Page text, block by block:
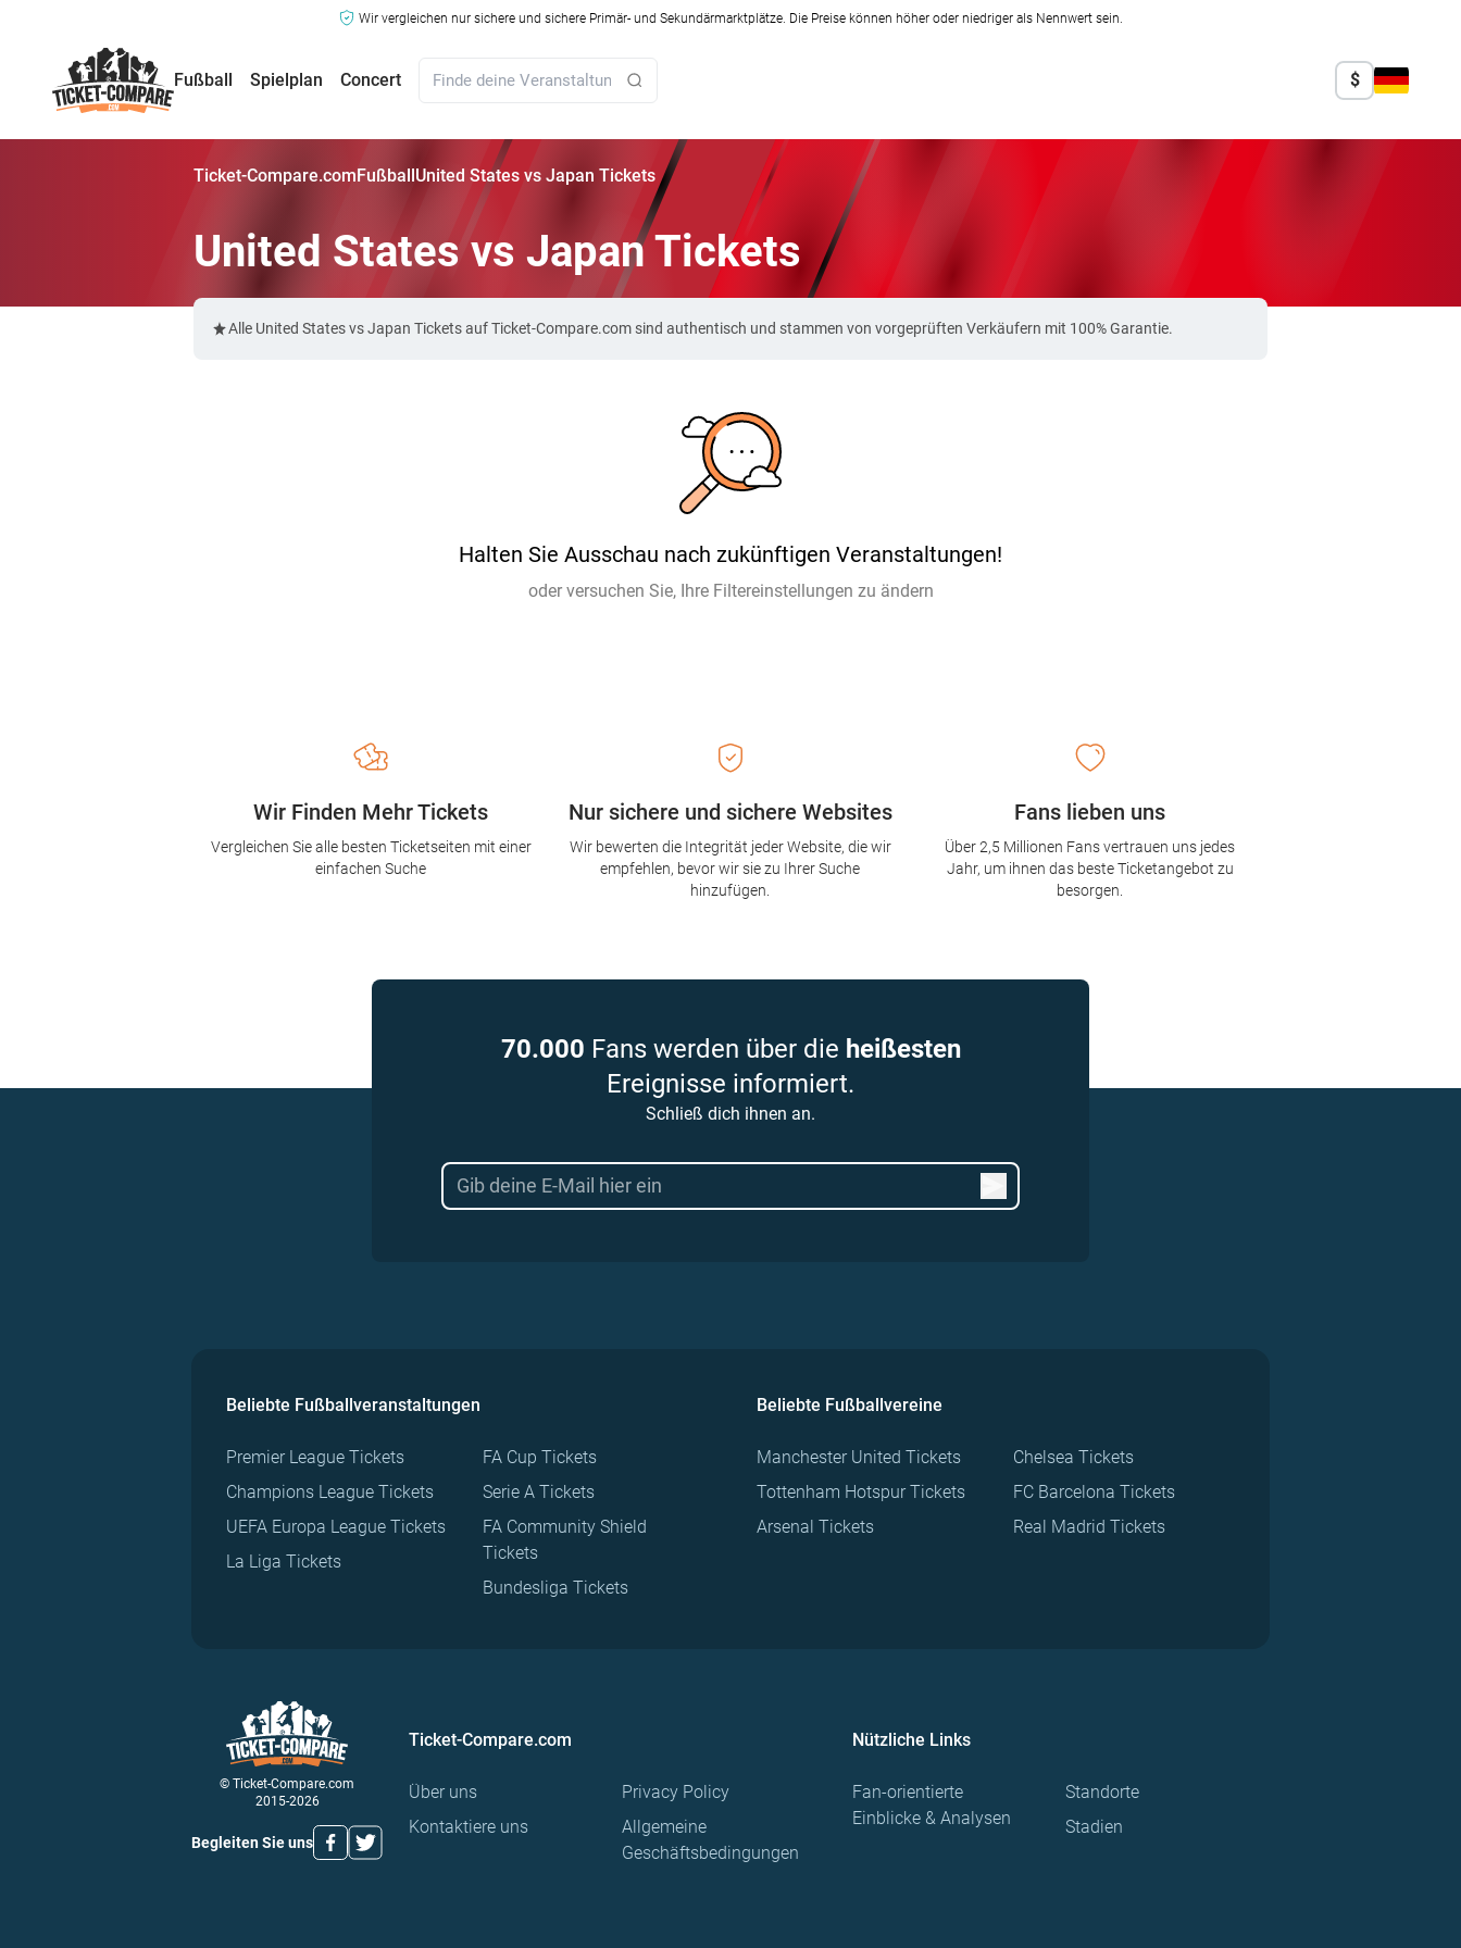
Wir vergleichen nur sichere und sichere Primär- und Sekundärmarktplätze. Die Preise können höher oder niedriger als Nennwert sein.
Fußball Spielplan Concert $
Ticket-Compare.comFußballUnited States vs Japan Tickets
United States vs Japan Tickets
Alle United States vs Japan Tickets auf Ticket-Compare.com sind authentisch und stammen von vorgeprüften Verkäufern mit 100% Garantie.
Halten Sie Ausschau nach zukünftigen Veranstaltungen!
oder versuchen Sie, Ihre Filtereinstellungen zu ändern
Nur sichere und sichere Websites
Wir bewerten die Integrität jeder Website, die wir
empfehlen, bevor wir sie zu Ihrer Suche
hinzufügen.
Wir Finden Mehr Tickets
Vergleichen Sie alle besten Ticketseiten mit einer
einfachen Suche
Fans lieben uns
Über 2,5 Millionen Fans vertrauen uns jedes
Jahr, um ihnen das beste Ticketangebot zu
besorgen.
70.000 Fans werden über die heißesten
Ereignisse informiert.
Schließ dich ihnen an.
Beliebte Fußballveranstaltungen
Premier League Tickets
Champions League Tickets
UEFA Europa League Tickets
La Liga Tickets
FA Cup Tickets
Serie A Tickets
FA Community Shield
Tickets
Bundesliga Tickets
Beliebte Fußballvereine
Manchester United Tickets
Tottenham Hotspur Tickets
Arsenal Tickets
Chelsea Tickets
FC Barcelona Tickets
Real Madrid Tickets
© Ticket-Compare.com
2015-2026
Begleiten Sie uns
Ticket-Compare.com
Über uns
Kontaktiere uns
Privacy Policy
Allgemeine
Geschäftsbedingungen
Nützliche Links
Fan-orientierte
Einblicke & Analysen
Standorte
Stadien